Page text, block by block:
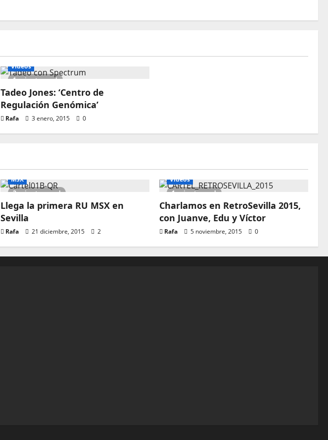
1 minute read
Vídeos
Tadeo Jones: ‘Centro de
Regulación Genómica’
Rafa 3 enero, 2015 0
2 minutes read
MSX
Llega la primera RU MSX en
Sevilla
Rafa 21 diciembre, 2015 2
1 minute read
Vídeos
Charlamos en RetroSevilla 2015,
con Juanve, Edu y Víctor
Rafa 5 noviembre, 2015 0